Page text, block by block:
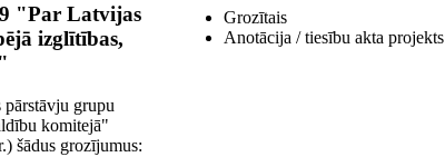
"Par Latvijas
izglītības,
grupu
komitejā"
šādus grozījumus:
Grozītais
Anotācija / tiesību akta projekts